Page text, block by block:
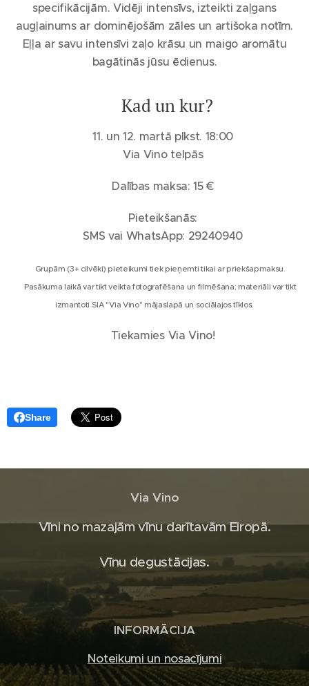
specifikācijām. Vidēji intensīvs, izteikti zaļgans
augļainums ar dominējošām zāles un artišoka notīm.
Eļļa ar savu intensīvi zaļo krāsu un maigo aromātu
bagātinās jūsu ēdienus.
📍 Kad un kur?
🗓️ 11. un 12. martā plkst. 18:00
📌 Via Vino telpās
🎟️ Dalības maksa: 15 €
📩 Pieteikšanās:
📱 SMS vai WhatsApp: 29240940
⚠️ Grupām (3+ cilvēki) pieteikumi tiek pieņemti tikai ar priekšapmaksu.
📸 Pasākuma laikā var tikt veikta fotografēšana un filmēšana; materiāli var tikt
izmantoti SIA "Via Vino" mājaslapā un sociālajos tīklos.
🥂 Tiekamies Via Vino!
Share
Via Vino
Vīni no mazajām vīnu darītavām Eiropā.
Vīnu degustācijas.
INFORMĀCIJA
Noteikumi un nosacījumi